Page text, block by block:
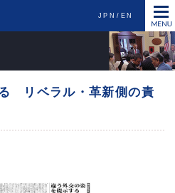
JPN EN
リベラル・革新側の責